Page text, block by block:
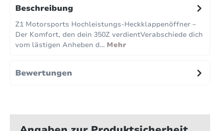
Beschreibung
Z1 Motorsports Hochleistungs-Heckklappenöffner –
Der Komfort, den dein 350Z verdientVerabschiede dich
vom lästigen Anheben d… Mehr
Bewertungen